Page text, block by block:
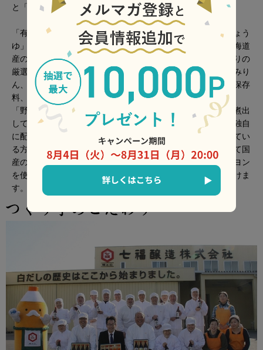
と「野菜白だし」を２本セットにしました。
「有機白だし」は有機ＪＡＳ認定を受けた「有機ＪＡＳ白しょう
ゆ」をベースに九州・枕崎産のかつおを使った本枯れ節、北海道
産の良質な昆布、大分県産の肉厚のどんこ、といったこだわりの
厳選素材からじっくりと時間をかけて煮だしただしと有機塩みり
ん、有機砂糖等を独自に配合し開発しました。化学調味料、保存
料、着色料不使用ですので安心してお使いいただけます。
「野菜白だし」は動物性の原料を一切使用せず、野菜だけを煮出
してとっただしと、「有機白しょうゆ」、野菜ブイヨン等を独自
に配合した新しいタイプの白だしです。動物性の食品を控えてい
る方にもお勧めです。だしに使用している６種の野菜はすべて国
産の厳選素材で、洋風のお料理に良く合い、コンソメやブイヨン
を使ったレシピを「野菜白だし」に置き換えてお使いいただけま
す。